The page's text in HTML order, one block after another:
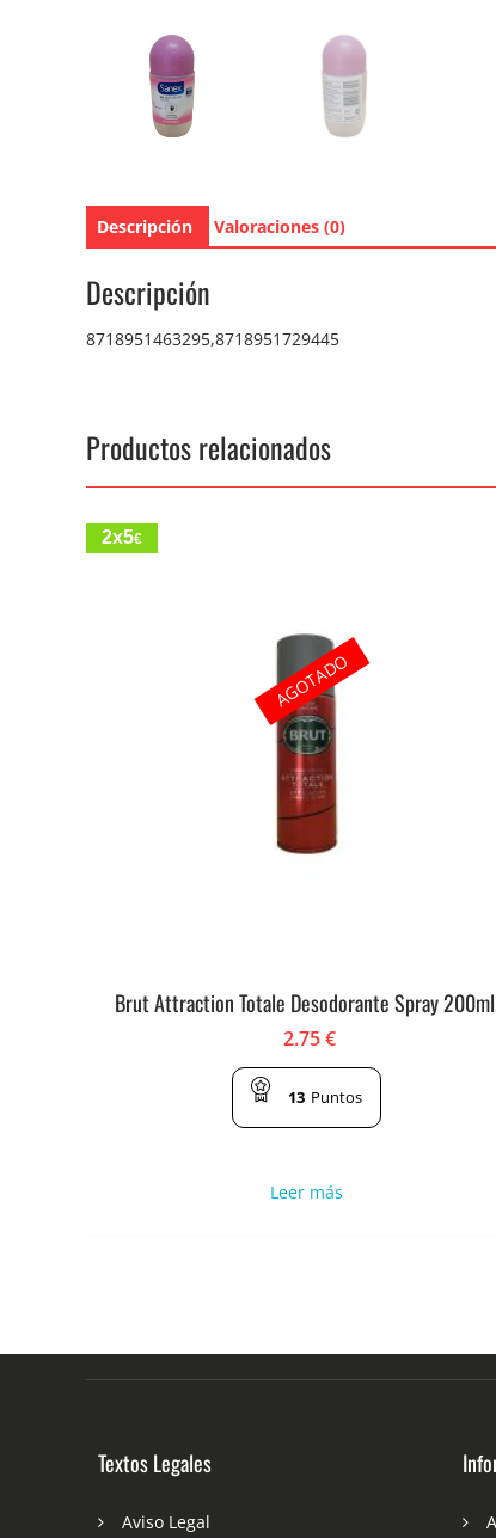
Descripción Valoraciones (0)
Descripción
8718951463295,8718951729445
Productos relacionados
2x5€
Brut Attraction Totale Desodorante Spray
2.75€
13 Puntos
Leer más
AGOTADO
Textos Legales
Aviso Legal